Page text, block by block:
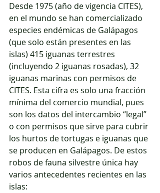
Desde 1975 (año de vigencia CITES),
en el mundo se han comercializado
especies endémicas de Galápagos
(que solo están presentes en las
islas) 415 iguanas terrestres
(incluyendo 2 iguanas rosadas), 32
iguanas marinas con permisos de
CITES. Esta cifra es solo una fracción
mínima del comercio mundial, pues
son los datos del intercambio “legal”
o con permisos que sirve para cubrir
los hurtos de tortugas e iguanas que
se producen en Galápagos. De estos
robos de fauna silvestre única hay
varios antecedentes recientes en las
islas: